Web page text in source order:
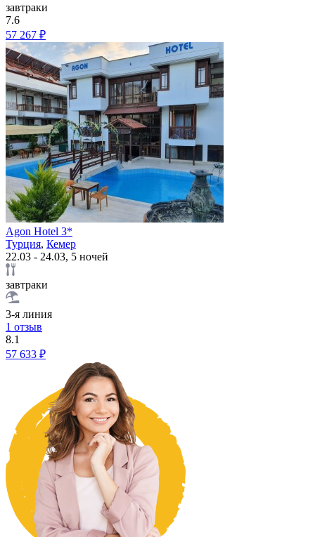
завтраки
7.6
57 267 ₽
Agon Hotel 3*
Турция, Кемер
22.03 - 24.03, 5 ночей
завтраки
3-я линия
1 отзыв
8.1
57 633 ₽